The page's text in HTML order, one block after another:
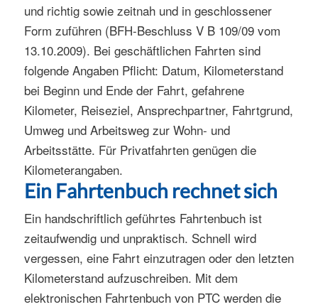
und richtig sowie zeitnah und in geschlossener
Form zuführen (BFH-Beschluss V B 109/09 vom
13.10.2009). Bei geschäftlichen Fahrten sind
folgende Angaben Pflicht: Datum, Kilometerstand
bei Beginn und Ende der Fahrt, gefahrene
Kilometer, Reiseziel, Ansprechpartner, Fahrtgrund,
Umweg und Arbeitsweg zur Wohn- und
Arbeitsstätte. Für Privatfahrten genügen die
Kilometerangaben.
Ein Fahrtenbuch rechnet sich
Ein handschriftlich geführtes Fahrtenbuch ist
zeitaufwendig und unpraktisch. Schnell wird
vergessen, eine Fahrt einzutragen oder den letzten
Kilometerstand aufzuschreiben. Mit dem
elektronischen Fahrtenbuch von PTC werden die